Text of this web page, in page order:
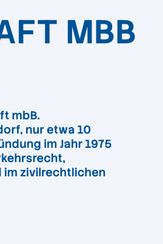
MBB
mbB.
nur etwa 10
im Jahr 1975
zivilrechtlichen